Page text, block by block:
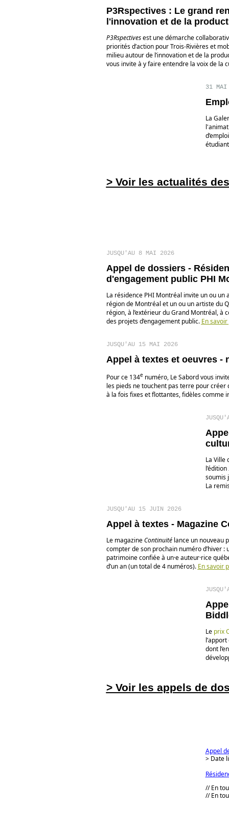
P3Rspectives : Le grand
l'innovation et de la
P3Rspectivesest une démarche
priorités d’action pour Trois-Rivières et
milieu autour de l’innovation et de la
vous invite à y faire entendre la voix de la
31 MAI
La
> Voir les actualités
JUSQU'AU 8 MAI 2026
Appel de dossiers -
d'engagement public PHI
La résidence PHI Montréal invite un ou un
région de Montréal et un ou un artiste du
région, à l’extérieur du Grand Montréal, à
des projets d’engagement public. En
JUSQU'AU 15 MAI 2026
Appel à textes et oeuvres -
Pour ce 134enuméro, Le Sabord vous
les pieds ne touchent pas terre pour créer
à la fois fixes et flottantes, fidèles comme
La Ville
soumis
La
JUSQU'AU 15 JUIN 2026
Appel à textes - Magazine
Le magazineContinuitélance un nouveau
compter de son prochain numéro d’hiver :
patrimoine confiée à un·e auteur·rice
d’un an (un total de 4 numéros). En savoir
Le prix
dont
> Voir les appels de
Appel
> Date
// En
// En